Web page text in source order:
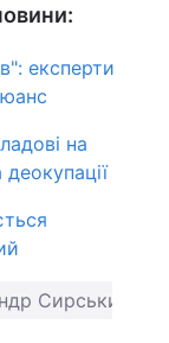
експерти
на
Сирський